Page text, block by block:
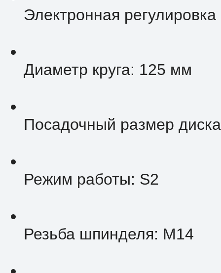
Электронная
Диаметр круга: 125 мм
Посадочный размер
Режим работы: S2
Резьба шпинделя: M14